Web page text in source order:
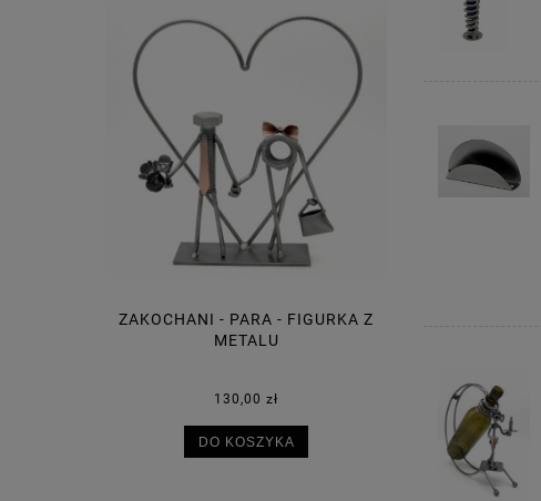
ZAKOCHANI - PARA - FIGURKA Z
METALU
130,00 zł
DO KOSZYKA